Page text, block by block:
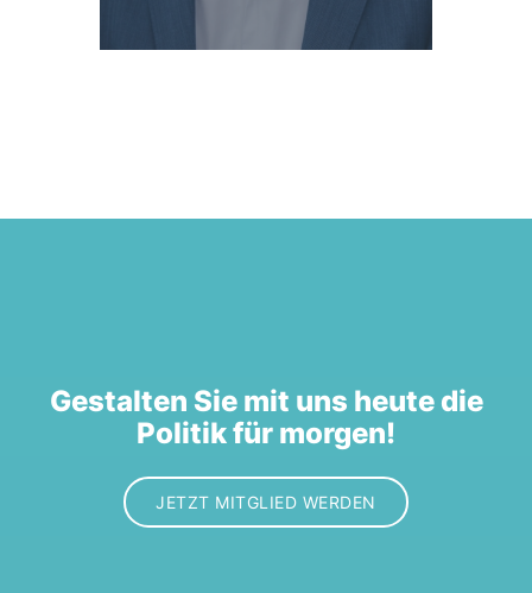
Gestalten Sie mit uns heute die
Politik für morgen!
JETZT MITGLIED WERDEN